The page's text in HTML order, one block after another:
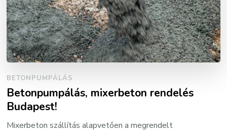
BETONPUMPÁLÁS
Betonpumpálás, mixerbeton rendelés
Budapest!
Mixerbeton szállítás alapvetően a megrendelt